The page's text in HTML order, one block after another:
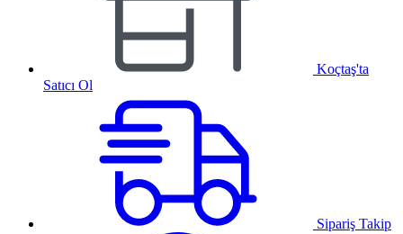
Koçtaş'ta
Satıcı Ol
Sipariş Takip